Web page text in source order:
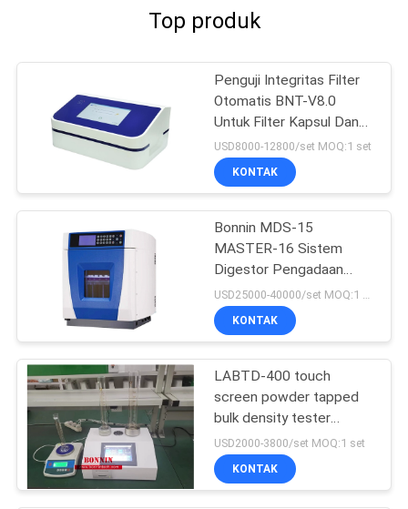
Top produk
Penguji Integritas Filter
Otomatis BNT-V8.0
Untuk Filter Kapsul Dan
Membran Ultrafiltrasi
USD8000-12800/set MOQ:1 set
KONTAK
Bonnin MDS-15
MASTER-16 Sistem
Digestor Pengadaan
Sampel
USD25000-40000/set MOQ:1 set
KONTAK
LABTD-400 touch
screen powder tapped
bulk density tester
(penguji kepadatan besar
bubuk)
USD2000-3800/set MOQ:1 set
KONTAK